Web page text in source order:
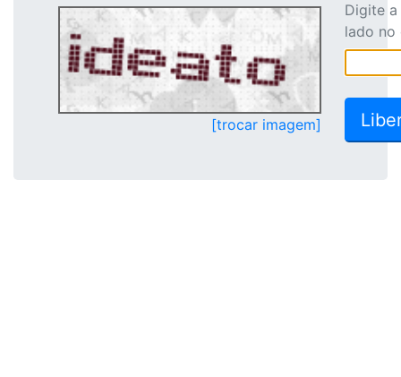
[trocar imagem]
Digite
lado no